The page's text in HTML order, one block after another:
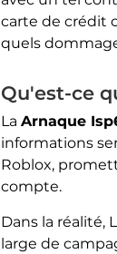
carte de crédit
quels
Qu'est-ce
La Arnaque
informations
Roblox,
compte.
Dans la réalité,
large de